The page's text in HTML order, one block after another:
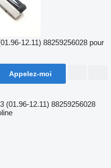
12.11) 88259256028 pour
Appelez-moi